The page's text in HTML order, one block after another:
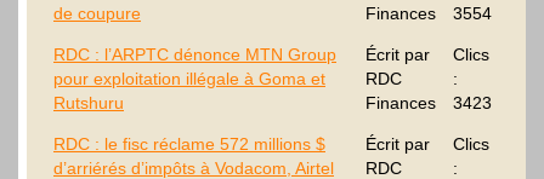
de coupure
Finances
3554
RDC : l’ARPTC dénonce MTN Group
pour exploitation illégale à Goma et
Rutshuru
Écrit par
RDC
Finances
Clics
:
3423
RDC : le fisc réclame 572 millions $
d’arriérés d’impôts à Vodacom, Airtel
Écrit par
RDC
Clics
: